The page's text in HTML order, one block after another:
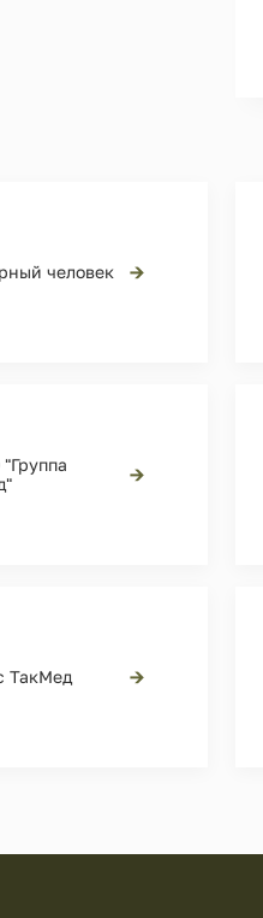
человек →
→
ТакМед →